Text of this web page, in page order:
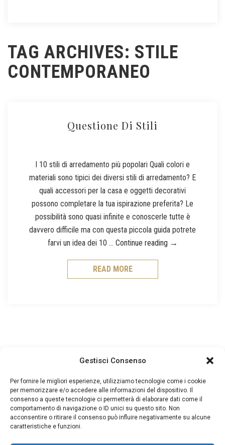
Gestisci Consenso
Per fornire le migliori esperienze, utilizziamo tecnologie come i cookie
per memorizzare e/o accedere alle informazioni del dispositivo. Il
consenso a queste tecnologie ci permetterà di elaborare dati come il
comportamento di navigazione o ID unici su questo sito. Non
acconsentire o ritirare il consenso può influire negativamente su alcune
caratteristiche e funzioni.
TAG ARCHIVES: STILE
CONTEMPORANEO
Questione Di Stili
I 10 stili di arredamento più popolari Quali colori e
materiali sono tipici dei diversi stili di arredamento? E
quali accessori per la casa e oggetti decorativi
possono completare la tua ispirazione preferita? Le
possibilità sono quasi infinite e conoscerle tutte è
davvero difficile ma con questa piccola guida potrete
farvi un idea dei 10 … Continue reading Questione di stili
→
READ MORE